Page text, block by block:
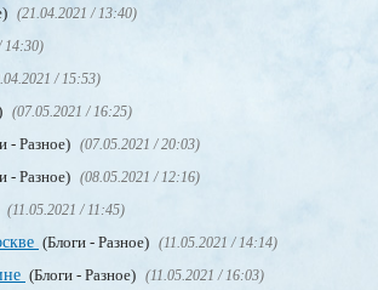
(21.04.2021 / 13:40)
14:30)
/ 15:53)
(07.05.2021 / 16:25)
- Разное) (07.05.2021 / 20:03)
- Разное) (08.05.2021 / 12:16)
(11.05.2021 / 11:45)
(Блоги - Разное) (11.05.2021 / 14:14)
(Блоги - Разное) (11.05.2021 / 16:03)